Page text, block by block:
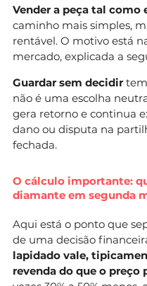
Vender a peça tal como
caminho mais simples,
rentável. O motivo está
mercado, explicada a
Guardar sem decidir
não é uma escolha
gera retorno e continua
dano ou disputa na
fechada.
O cálculo importante:
diamante em segunda
Aqui está o ponto que
de uma decisão
lapidado vale,
revenda do que o